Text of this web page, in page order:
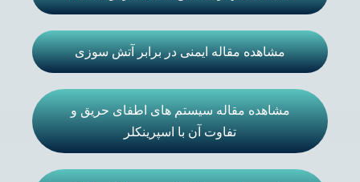
مشاهده مقاله ایمنی در برابر آتش سوزی
مشاهده مقاله سیستم های اطفای حریق و
تفاوت آن با اسپرینکلر